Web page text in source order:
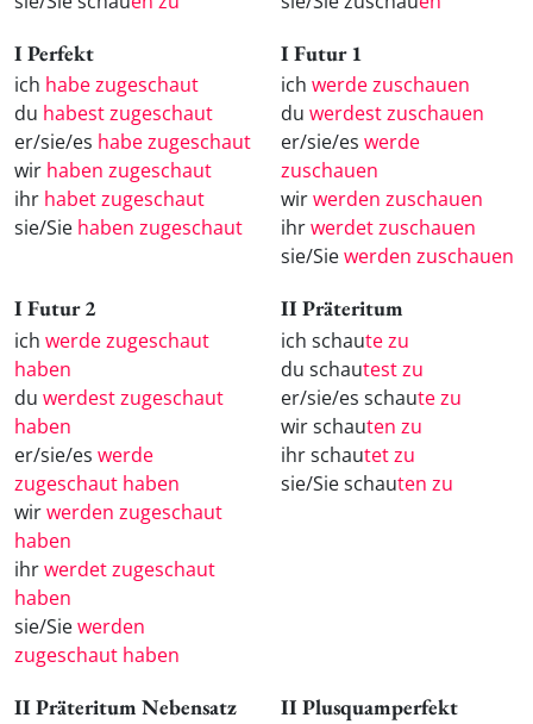
I Perfekt
ich habe zugeschaut
du habest zugeschaut
er/sie/es habe zugeschaut
wir haben zugeschaut
ihr habet zugeschaut
sie/Sie haben zugeschaut
I Futur 1
ich werde zuschauen
du werdest zuschauen
er/sie/es werde
zuschauen
wirwerden zuschauen
ihrwerdet zuschauen
sie/Siewerden zuschauen
I Futur 2
ich werde zugeschaut
haben
du werdest zugeschaut
haben
er/sie/es werde
zugeschaut haben
wirwerden zugeschaut
haben
ihrwerdet zugeschaut
haben
sie/Siewerden
zugeschaut haben
II Präteritum
ich schaute zu
du schautest zu
er/sie/es schaute zu
wir schauten zu
ihr schautet zu
sie/Sie schauten zu
II Präteritum Nebensatz II Plusquamperfekt